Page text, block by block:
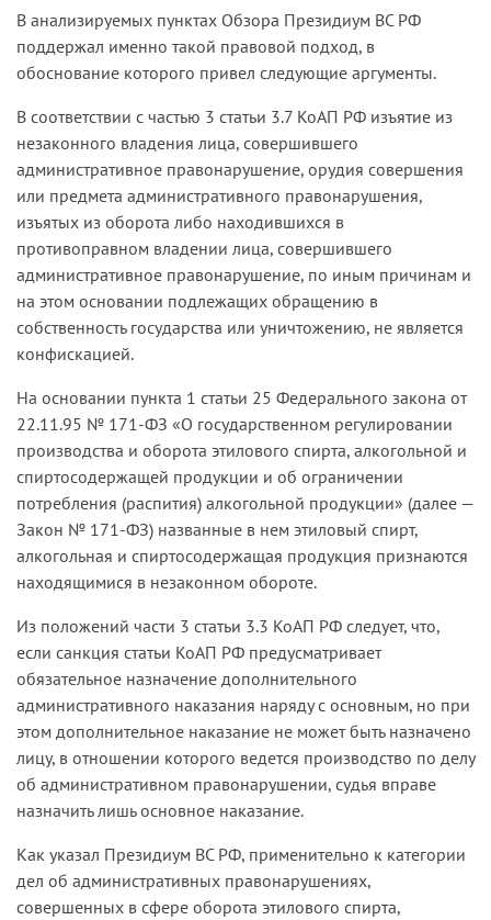
В анализируемых пунктах Обзора Президиум ВС РФ
поддержал именно такой правовой подход, в
обоснование которого привел следующие аргументы.
В соответствии с частью 3 статьи 3.7 КоАП РФ изъятие из
незаконного владения лица, совершившего
административное правонарушение, орудия совершения
или предмета административного правонарушения,
изъятых из оборота либо находившихся в
противоправном владении лица, совершившего
административное правонарушение, по иным причинам и
на этом основании подлежащих обращению в
собственность государства или уничтожению, не является
конфискацией.
На основании пункта 1 статьи 25 Федерального закона от
22.11.95 № 171-ФЗ «О государственном регулировании
производства и оборота этилового спирта, алкогольной и
спиртосодержащей продукции и об ограничении
потребления (распития) алкогольной продукции» (далее —
Закон № 171-ФЗ) названные в нем этиловый спирт,
алкогольная и спиртосодержащая продукция признаются
находящимися в незаконном обороте.
Из положений части 3 статьи 3.3 КоАП РФ следует, что,
если санкция статьи КоАП РФ предусматривает
обязательное назначение дополнительного
административного наказания наряду с основным, но при
этом дополнительное наказание не может быть назначено
лицу, в отношении которого ведется производство по делу
об административном правонарушении, судья вправе
назначить лишь основное наказание.
Как указал Президиум ВС РФ, применительно к категории
дел об административных правонарушениях,
совершенных в сфере оборота этилового спирта,